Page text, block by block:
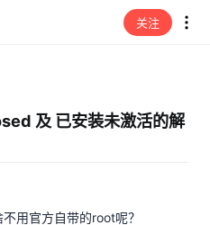
关注
及 已安装未激活的解
用官方自带的root呢？